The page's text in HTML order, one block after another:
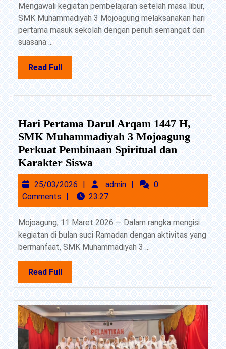
Muhammadiyah
3
Mojoagung
Awali
dengan
Apel
dan
Halal
Bihalal
Penuh
Kebersamaan
Mengawali kegiatan pembelajaran setelah masa libur,
SMK Muhammadiyah 3 Mojoagung melaksanakan hari
pertama masuk sekolah dengan penuh semangat dan
suasana ...
Read Full Read
Full
Hari Pertama Darul Arqam 1447 H,
SMK Muhammadiyah 3 Mojoagung
Perkuat Pembinaan Spiritual dan
Karakter SiswaHari
Pertama
Darul
Arqam
1447
H,
SMK
Muhammadiyah
3
Mojoagung
Perkuat
Pembinaan
Spiritual
dan
Karakter
25/03/2026 25/03/2026
admin admin
0
Comments
23:27
Mojoagung, 11 Maret 2026 — Dalam rangka mengisi
kegiatan di bulan suci Ramadan dengan aktivitas yang
bermanfaat, SMK Muhammadiyah 3 ...
Read Full Read
Full